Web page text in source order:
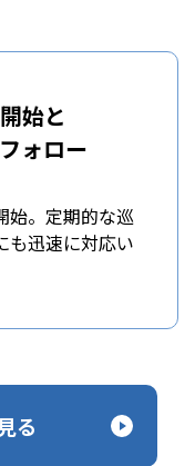
始と
ォロー
始。定期的な巡
も迅速に対応い
る